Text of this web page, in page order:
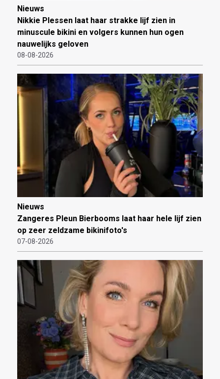
Nieuws
Nikkie Plessen laat haar strakke lijf zien in
minuscule bikini en volgers kunnen hun ogen
nauwelijks geloven
08-08-2026
Nieuws
Zangeres Pleun Bierbooms laat haar hele lijf zien
op zeer zeldzame bikinifoto's
07-08-2026